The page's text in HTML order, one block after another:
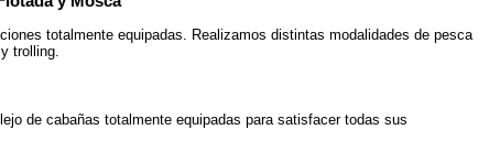
totalmente equipadas. Realizamos distintas modalidades de pesca
trolling.
de cabañas totalmente equipadas para satisfacer todas sus